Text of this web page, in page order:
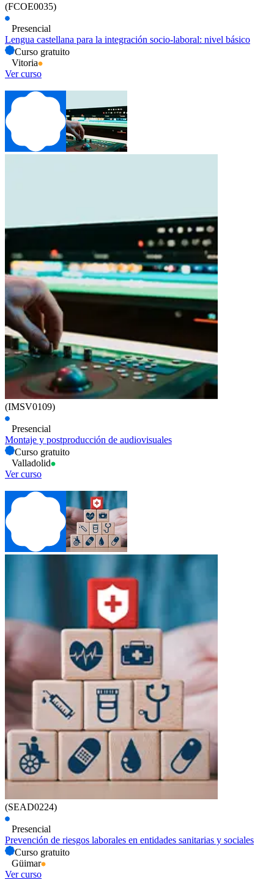
(FCOE0035)
Presencial
Lengua castellana para la integración socio-laboral: nivel básico
Curso gratuito
Vitoria
Ver curso
(IMSV0109)
Presencial
Montaje y postproducción de audiovisuales
Curso gratuito
Valladolid
Ver curso
(SEAD0224)
Presencial
Prevención de riesgos laborales en entidades sanitarias y sociales
Curso gratuito
Güimar
Ver curso